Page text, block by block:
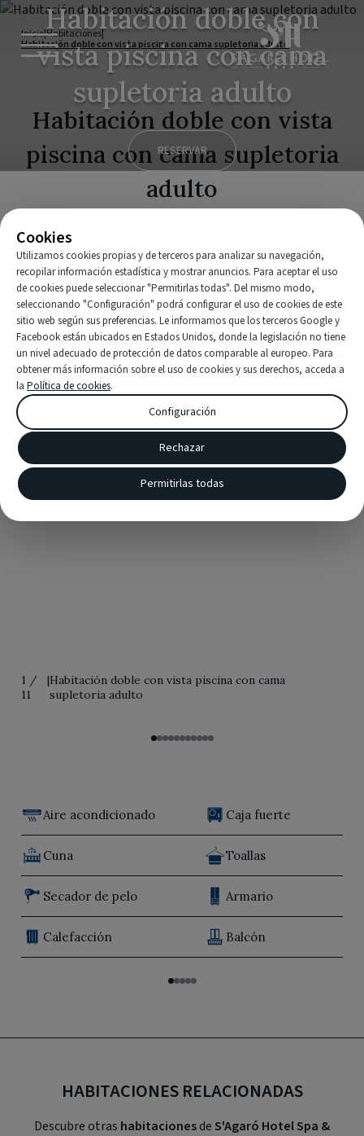
Habitación doble con
vista piscina con cama
supletoria adulto
RESERVAR
Inicio|Habitaciones|
Habitación doble con vista piscina con cama supletoria adulto
Habitación doble con vista
piscina con cama supletoria
adulto
Lahabitación doble con vista piscinay cama supletoria
para adultoofrece una estancia versátil, cómoda y con
vistas a la piscinay al jardín del hotel. Su cama supletoria
permite compartir la habitación con mayor flexibilidad,
manteniendo un ambiente cuidado y confortable junto al
Mediterráneo.
1 /
11
|Habitación doble con vista piscina con cama
supletoria adulto
Aire acondicionado
Cuna
Secador de pelo
Calefacción
Caja fuerte
Toallas
Armario
Balcón
HABITACIONES RELACIONADAS
Descubre otras habitacionesdeS'Agaró Hotel Spa &
Cookies
Utilizamos cookies propias y de terceros para analizar su navegación,
recopilar información estadística y mostrar anuncios. Para aceptar el uso
de cookies puede seleccionar "Permitirlas todas". Del mismo modo,
seleccionando "Configuración" podrá configurar el uso de cookies de este
sitio web según sus preferencias. Le informamos que los terceros Google y
Facebook están ubicados en Estados Unidos, donde la legislación no tiene
un nivel adecuado de protección de datos comparable al europeo. Para
obtener más información sobre el uso de cookies y sus derechos, acceda a
la Política de cookies.
Configuración
Rechazar
Permitirlas todas